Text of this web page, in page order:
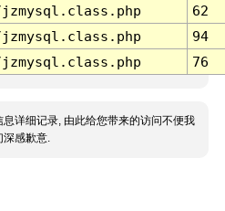
62
94
76
息详细记录, 由此给您带来的访问不便我
深感歉意.